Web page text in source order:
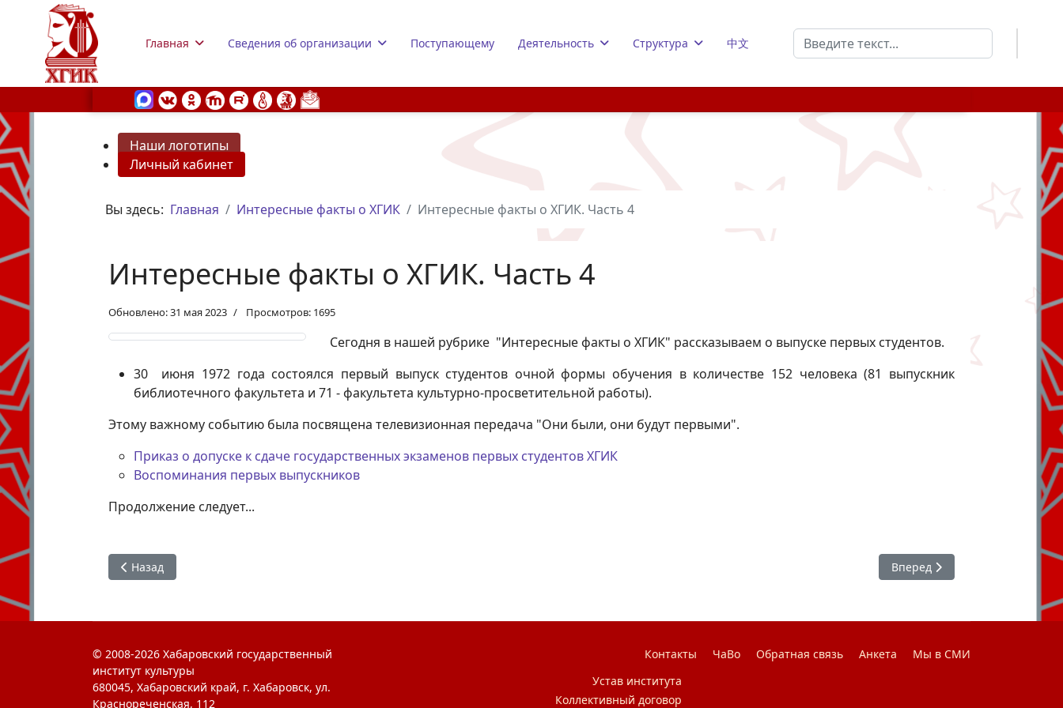
Главная Сведения об организации Поступающему Деятельность Структура 中文
Поиск
Наши логотипы
Личный кабинет
Вы здесь: Главная Интересные факты о ХГИК Интересные факты о ХГИК. Часть 4
Интересные факты о ХГИК. Часть 4
Обновлено: 31 мая 2023 Просмотров: 1695
Сегодня в нашей рубрике "Интересные факты о ХГИК" рассказываем о выпуске первых студентов.
30 июня 1972 года состоялся первый выпуск студентов очной формы обучения в количестве 152 человека (81 выпускник
библиотечного факультета и 71 - факультета культурно-просветительной работы).
Этому важному событию была посвящена телевизионная передача "Они были, они будут первыми".
Приказ о допуске к сдаче государственных экзаменов первых студентов ХГИК
Воспоминания первых выпускников
Продолжение следует...
Предыдущий: Интересные факты о ХГИК. Часть 5
Назад Следующий: Интересные
Вперед
© 2008-2026 Хабаровский государственный
институт культуры
680045, Хабаровский край, г. Хабаровск, ул.
Краснореченская, 112
Контакты ЧаВо Обратная связь Анкета
Мы в СМИ
Устав института
Коллективный договор